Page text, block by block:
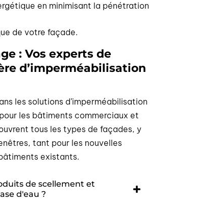
en minimisant la pénétration
de votre façade.
: Vos experts de
d’imperméabilisation
les solutions d’imperméabilisation
les bâtiments commerciaux et
tous les types de façades, y
tant pour les nouvelles
existants.
de scellement et
d'eau ?